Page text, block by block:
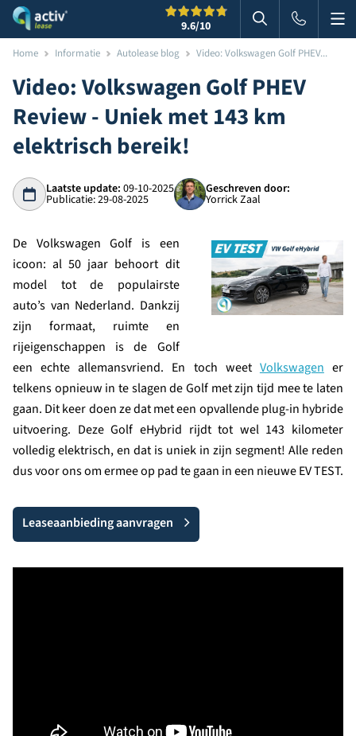
9.6/10 Zoeken in
Home Informatie Autolease blog Video: Volkswagen Golf PHEV...
Video: Volkswagen Golf PHEV
Review - Uniek met 143 km
elektrisch bereik!
Laatste update: 09-10-2025
Publicatie: 29-08-2025
Geschreven door:
Yorrick Zaal
De Volkswagen Golf is een
icoon: al 50 jaar behoort dit
model tot de populairste
auto’s van Nederland. Dankzij
zijn formaat, ruimte en
rijeigenschappen is de Golf
een echte allemansvriend. En toch weet Volkswagen er
telkens opnieuw in te slagen de Golf met zijn tijd mee te laten
gaan. Dit keer doen ze dat met een opvallende plug-in hybride
uitvoering. Deze Golf eHybrid rijdt tot wel 143 kilometer
volledig elektrisch, en dat is uniek in zijn segment! Alle reden
dus voor ons om ermee op pad te gaan in een nieuwe EV TEST.
Leaseaanbieding aanvragen